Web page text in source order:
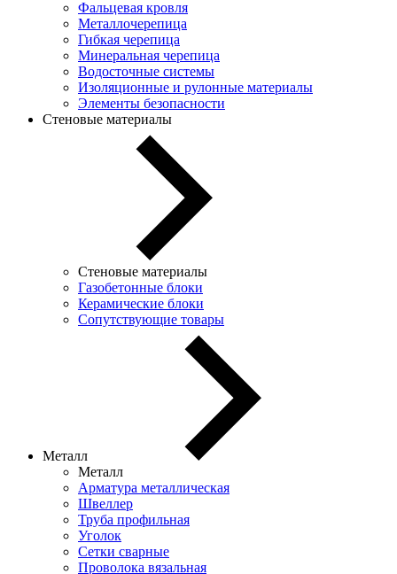
Фальцевая кровля
Металлочерепица
Гибкая черепица
Минеральная черепица
Водосточные системы
Изоляционные и рулонные материалы
Элементы безопасности
Стеновые материалы
Стеновые материалы
Газобетонные блоки
Керамические блоки
Сопутствующие товары
Металл
Металл
Арматура металлическая
Швеллер
Труба профильная
Уголок
Сетки сварные
Проволока вязальная